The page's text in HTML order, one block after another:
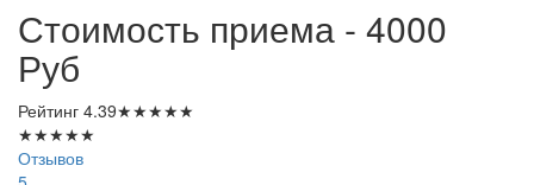
Стоимость приема - 4000
Руб
Рейтинг 4.39★★★★★
★★★★★
Отзывов